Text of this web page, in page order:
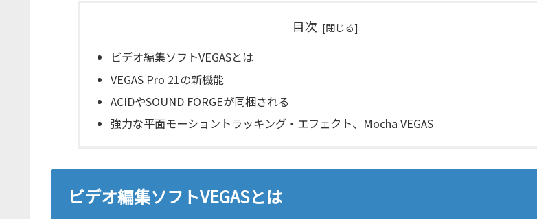
目次
ビデオ編集ソフトVEGASとは
VEGAS Pro 21の新機能
ACIDやSOUND FORGEが同梱される
強力な平面モーショントラッキング・エフェクト、Mocha VEGAS
ビデオ編集ソフトVEGASとは